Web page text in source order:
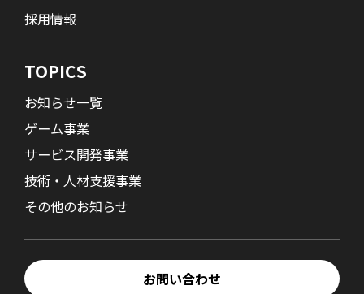
採用情報
TOPICS
お知らせ一覧
ゲーム事業
サービス開発事業
技術・人材支援事業
その他のお知らせ
お問い合わせ